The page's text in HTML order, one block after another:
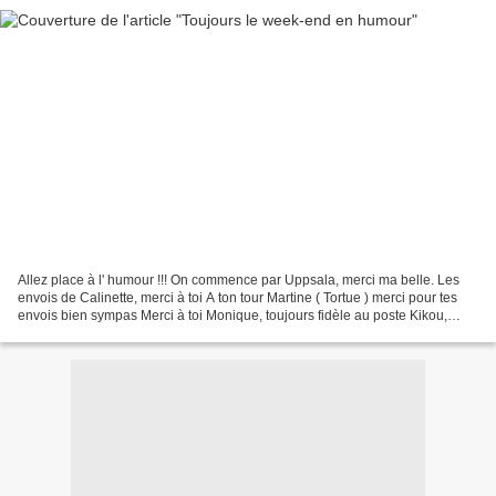
Allez place à l' humour !!! On commence par Uppsala, merci ma belle. Les
envois de Calinette, merci à toi A ton tour Martine ( Tortue ) merci pour tes
envois bien sympas Merci à toi Monique, toujours fidèle au poste Kikou,